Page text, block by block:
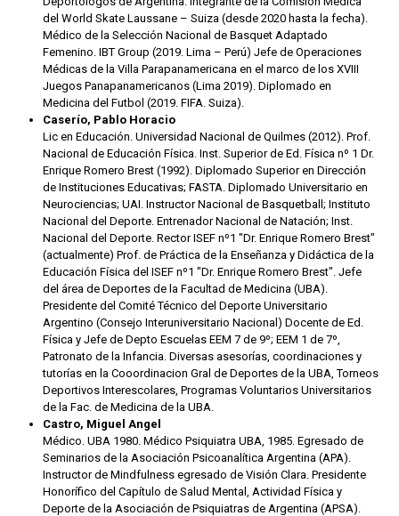
del World Skate Laussane – Suiza (desde 2020 hasta la fecha).
Médico de la Selección Nacional de Basquet Adaptado
Femenino. IBT Group (2019. Lima – Perú) Jefe de Operaciones
Médicas de la Villa Parapanamericana en el marco de los XVIII
Juegos Panapanamericanos (Lima 2019). Diplomado en
Medicina del Futbol (2019. FIFA. Suiza).
Caserío, Pablo Horacio
Lic en Educación. Universidad Nacional de Quilmes (2012). Prof.
Nacional de Educación Física. Inst. Superior de Ed. Física nº 1 Dr.
Enrique Romero Brest (1992). Diplomado Superior en Dirección
de Instituciones Educativas; FASTA. Diplomado Universitario en
Neurociencias; UAI. Instructor Nacional de Basquetball; Instituto
Nacional del Deporte. Entrenador Nacional de Natación; Inst.
Nacional del Deporte. Rector ISEF nº1 "Dr. Enrique Romero Brest"
(actualmente) Prof. de Práctica de la Enseñanza y Didáctica de la
Educación Física del ISEF nº1 "Dr. Enrique Romero Brest". Jefe
del área de Deportes de la Facultad de Medicina (UBA).
Presidente del Comité Técnico del Deporte Universitario
Argentino (Consejo Interuniversitario Nacional) Docente de Ed.
Física y Jefe de Depto Escuelas EEM 7 de 9º; EEM 1 de 7º,
Patronato de la Infancia. Diversas asesorías, coordinaciones y
tutorías en la Cooordinacion Gral de Deportes de la UBA, Torneos
Deportivos Interescolares, Programas Voluntarios Universitarios
de la Fac. de Medicina de la UBA.
Castro, Miguel Angel
Médico. UBA 1980. Médico Psiquiatra UBA, 1985. Egresado de
Seminarios de la Asociación Psicoanalítica Argentina (APA).
Instructor de Mindfulness egresado de Visión Clara. Presidente
Honorífico del Capítulo de Salud Mental, Actividad Física y
Deporte de la Asociación de Psiquiatras de Argentina (APSA).